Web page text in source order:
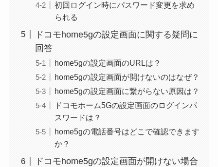
初回ログイン時にパスワード変更を求め
られる
ドコモhome5gの設定画面に関する疑問に
回答
home5gの設定画面のURLは？
home5gの設定画面が開けないのはなぜ？
home5gの設定画面に繋がらない原因は？
ドコモホーム5Gの設定画面のログインパ
スワードは？
home5gの電話番号はどこで確認できます
か？
ドコモhome5gの設定画面が開けない場合